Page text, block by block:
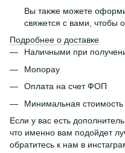
Вы также можете
свяжется с вами, чтобы
Подробнее о доставке
Наличными при
Monopay
Оплата на счет ФОП
Минимальная стоимость
Если у вас есть
что именно вам подойдет
обратитесь к нам в